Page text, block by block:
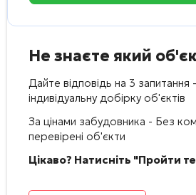
Не знаєте який
Дайте відповідь на 3
індивідуальну добірку об'єктів
За цінами забудовника - Без
перевірені об'єкти
Цікаво? Натисніть "Пройти